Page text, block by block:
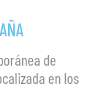
de
en los